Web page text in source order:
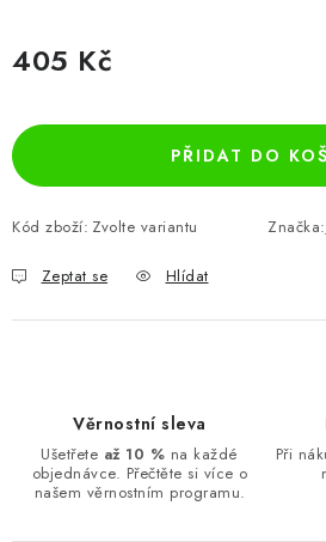
405 Kč
PŘIDAT DO
Kód zboží: Zvolte variantu Značka:
Zeptat se Hlídat
Věrnostní sleva
Ušetřete až 10 % na každé
objednávce. Přečtěte si více o
našem věrnostním programu.
Při